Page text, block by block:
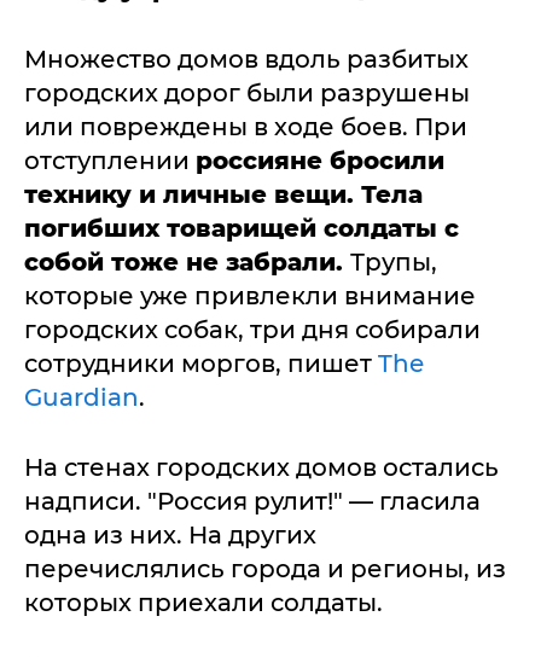
Множество домов вдоль разбитых
городских дорог были разрушены
или повреждены в ходе боев. При
отступлении россияне бросили
технику и личные вещи. Тела
погибших товарищей солдаты с
собой тоже не забрали. Трупы,
которые уже привлекли внимание
городских собак, три дня собирали
сотрудники моргов, пишет The
Guardian.
На стенах городских домов остались
надписи. "Россия рулит!" — гласила
одна из них. На других
перечислялись города и регионы, из
которых приехали солдаты.